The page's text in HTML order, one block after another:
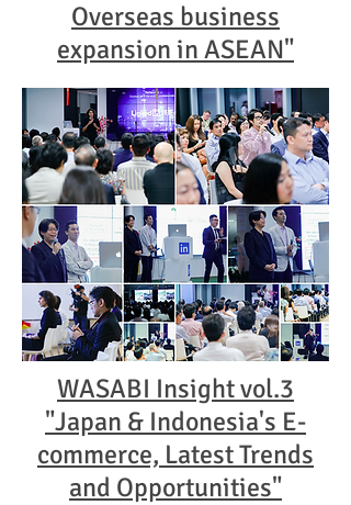
Overseas business
expansion in ASEAN"
WASABI Insight vol.3
"Japan & Indonesia's E-
commerce, Latest Trends
and Opportunities"​